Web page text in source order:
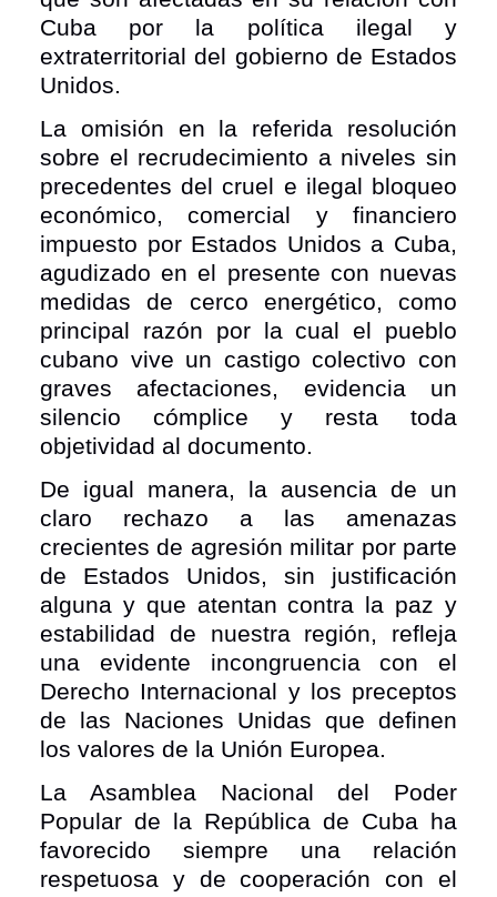
Cuba por la política ilegal y
extraterritorial del gobierno de Estados
Unidos.
La omisión en la referida resolución
sobre el recrudecimiento a niveles sin
precedentes del cruel e ilegal bloqueo
económico, comercial y financiero
impuesto por Estados Unidos a Cuba,
agudizado en el presente con nuevas
medidas de cerco energético, como
principal razón por la cual el pueblo
cubano vive un castigo colectivo con
graves afectaciones, evidencia un
silencio cómplice y resta toda
objetividad al documento.
De igual manera, la ausencia de un
claro rechazo a las amenazas
crecientes de agresión militar por parte
de Estados Unidos, sin justificación
alguna y que atentan contra la paz y
estabilidad de nuestra región, refleja
una evidente incongruencia con el
Derecho Internacional y los preceptos
de las Naciones Unidas que definen
los valores de la Unión Europea.
La Asamblea Nacional del Poder
Popular de la República de Cuba ha
favorecido siempre una relación
respetuosa y de cooperación con el